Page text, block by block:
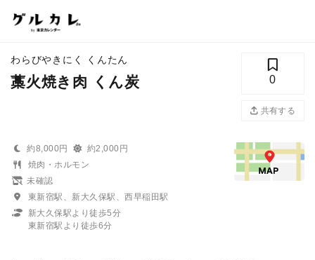
わらびやきにく くんたん
藁火焼き肉 くん炭 0
共有する
約8,000円
約2,000円
焼肉・ホルモン
未確認
東新宿駅、新大久保駅、西早稲田駅
新大久保駅より徒歩5分
東新宿駅より徒歩6分